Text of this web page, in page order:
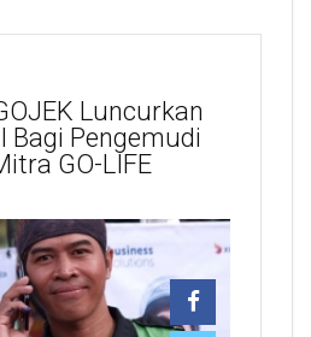
Luncurkan
Bagi Pengemudi
GO-LIFE